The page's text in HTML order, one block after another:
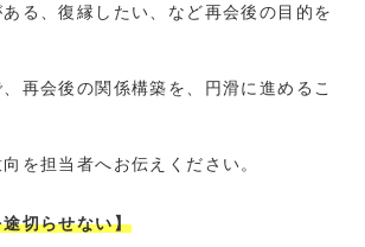
る、復縁したい、など再会後の目的を
再会後の関係構築を、円滑に進めるこ
を担当者へお伝えください。
切らせない】